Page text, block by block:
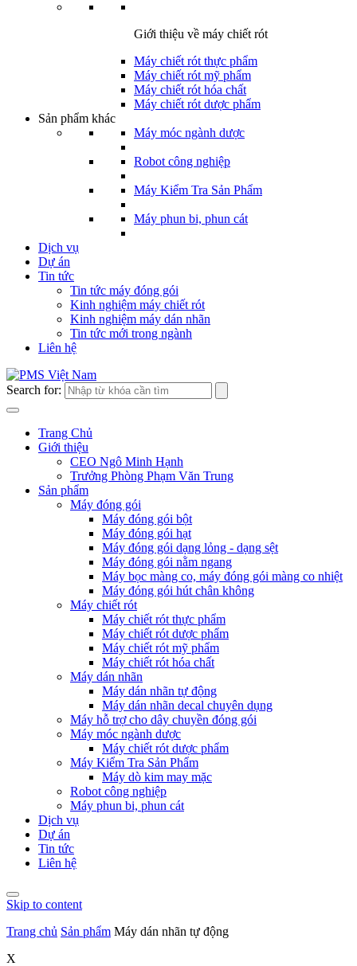
Giới thiệu về máy chiết rót
Máy chiết rót thực phẩm
Máy chiết rót mỹ phẩm
Máy chiết rót hóa chất
Máy chiết rót dược phẩm
Sản phẩm khác
Máy móc ngành dược
Robot công nghiệp
Máy Kiểm Tra Sản Phẩm
Máy phun bi, phun cát
Dịch vụ
Dự án
Tin tức
Tin tức máy đóng gói
Kinh nghiệm máy chiết rót
Kinh nghiệm máy dán nhãn
Tin tức mới trong ngành
Liên hệ
Search for:
Trang Chủ
Giới thiệu
CEO Ngô Minh Hạnh
Trưởng Phòng Phạm Văn Trung
Sản phẩm
Máy đóng gói
Máy đóng gói bột
Máy đóng gói hạt
Máy đóng gói dạng lỏng - dạng sệt
Máy đóng gói nằm ngang
Máy bọc màng co, máy đóng gói màng co nhiệt
Máy đóng gói hút chân không
Máy chiết rót
Máy chiết rót thực phẩm
Máy chiết rót dược phẩm
Máy chiết rót mỹ phẩm
Máy chiết rót hóa chất
Máy dán nhãn
Máy dán nhãn tự động
Máy dán nhãn decal chuyên dụng
Máy hỗ trợ cho dây chuyền đóng gói
Máy móc ngành dược
Máy chiết rót dược phẩm
Máy Kiểm Tra Sản Phẩm
Máy dò kim may mặc
Robot công nghiệp
Máy phun bi, phun cát
Dịch vụ
Dự án
Tin tức
Liên hệ
Skip to content
Trang chủ Sản phẩm Máy dán nhãn tự động
X